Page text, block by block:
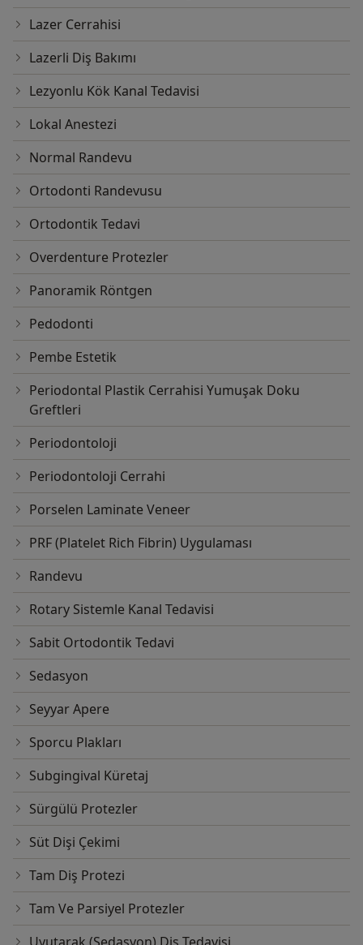
Lazer Cerrahisi
Lazerli Diş Bakımı
Lezyonlu Kök Kanal Tedavisi
Lokal Anestezi
Normal Randevu
Ortodonti Randevusu
Ortodontik Tedavi
Overdenture Protezler
Panoramik Röntgen
Pedodonti
Pembe Estetik
Periodontal Plastik Cerrahisi Yumuşak Doku
Greftleri
Periodontoloji
Periodontoloji Cerrahi
Porselen Laminate Veneer
PRF (Platelet Rich Fibrin) Uygulaması
Randevu
Rotary Sistemle Kanal Tedavisi
Sabit Ortodontik Tedavi
Sedasyon
Seyyar Apere
Sporcu Plakları
Subgingival Küretaj
Sürgülü Protezler
Süt Dişi Çekimi
Tam Diş Protezi
Tam Ve Parsiyel Protezler